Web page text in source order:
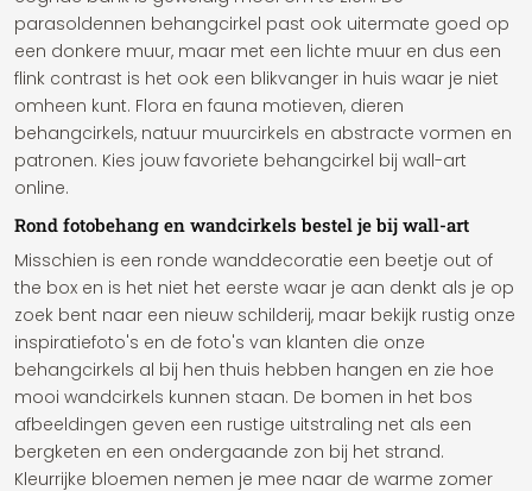
parasoldennen behangcirkel past ook uitermate goed op
een donkere muur, maar met een lichte muur en dus een
flink contrast is het ook een blikvanger in huis waar je niet
omheen kunt. Flora en fauna motieven, dieren
behangcirkels, natuur muurcirkels en abstracte vormen en
patronen. Kies jouw favoriete behangcirkel bij wall-art
online.
Rond fotobehang en wandcirkels bestel je bij wall-art
Misschien is een ronde wanddecoratie een beetje out of
the box en is het niet het eerste waar je aan denkt als je op
zoek bent naar een nieuw schilderij, maar bekijk rustig onze
inspiratiefoto's en de foto's van klanten die onze
behangcirkels al bij hen thuis hebben hangen en zie hoe
mooi wandcirkels kunnen staan. De bomen in het bos
afbeeldingen geven een rustige uitstraling net als een
bergketen en een ondergaande zon bij het strand.
Kleurrijke bloemen nemen je mee naar de warme zomer